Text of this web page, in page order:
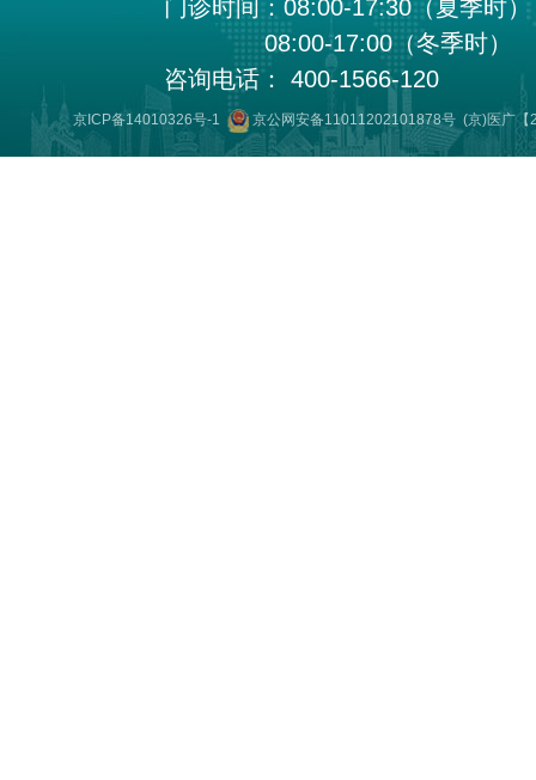
门诊时间：08:00-17:30（夏季时）
08:00-17:00（冬季时）
咨询电话： 400-1566-120
京ICP备14010326号-1 京公网安备11011202101878号(京)医广【